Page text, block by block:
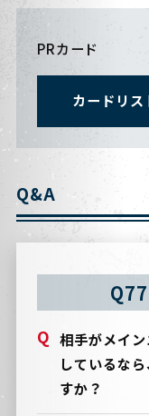
PRカード
カードリス
Q&A
相手がメイ
しているな
すか？